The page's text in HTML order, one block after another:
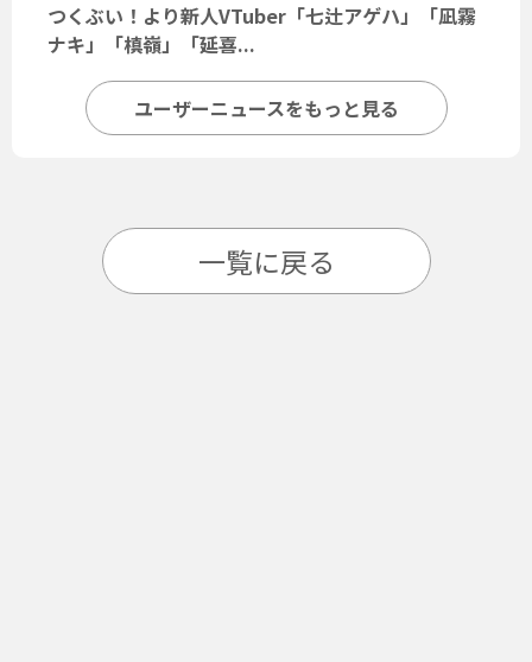
つくぶい！より新人VTuber「七辻アゲハ」「凪霧
ナキ」「槙嶺」「延喜...
ユーザーニュースをもっと見る
一覧に戻る